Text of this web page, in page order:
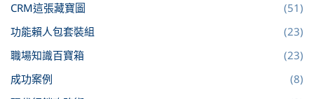
CRM這張藏寶圖
(51)
功能賴人包套裝組
(23)
職場知識百寶箱
(23)
成功案例
(8)